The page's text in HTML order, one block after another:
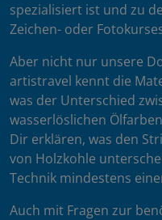
spezialisiert ist und zu
Zeichen- oder
Aber nicht nur unsere
artistravel kennt die
was der Unterschied
wasserlöslichen
Dir erklären, was den
von Holzkohle
Technik mindestens
Auch mit Fragen zur